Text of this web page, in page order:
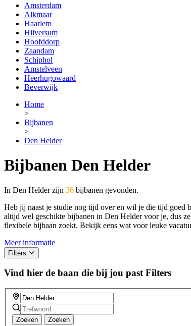
Amsterdam
Alkmaar
Haarlem
Hilversum
Hoofddorp
Zaandam
Schiphol
Amstelveen
Heerhugowaard
Beverwijk
Home
>
Bijbanen
>
Den Helder
Bijbanen Den Helder
In Den Helder zijn 36 bijbanen gevonden.
Heb jij naast je studie nog tijd over en wil je die tijd goed
altijd wel geschikte bijbanen in Den Helder voor je, dus
flexibele bijbaan zoekt. Bekijk eens wat voor leuke
Meer informatie
Filters
Vind hier de baan die bij jou past Filters
Zoeken Zoeken